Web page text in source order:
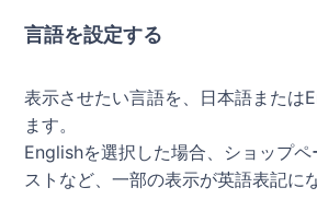
言語を設定する
表示させたい言語を、日本語または
ます。
Englishを選択した場合、ショップペ
ストなど、一部の表示が英語表記に